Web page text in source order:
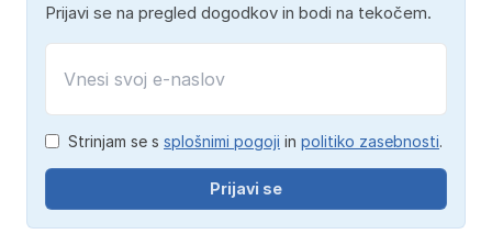
Prijavi se na pregled dogodkov in bodi na tekočem.
Strinjam se s splošnimi pogoji in politiko zasebnosti.
Prijavi se